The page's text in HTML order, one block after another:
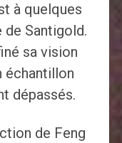
à quelques
de Santigold.
sa vision
échantillon
dépassés.
de Feng